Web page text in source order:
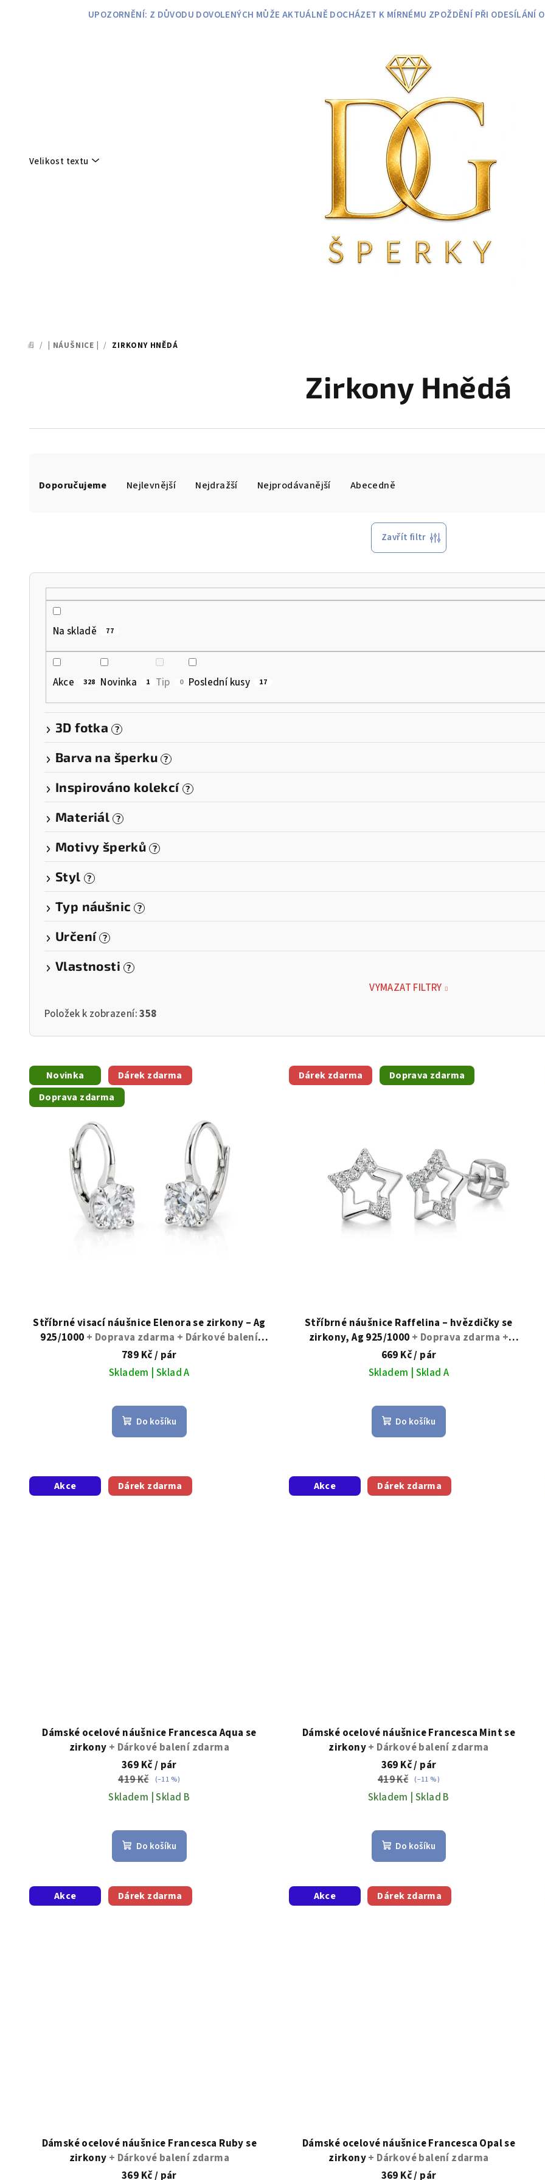
UPOZORNĚNÍ: Z DŮVODU DOVOLENÝCH MŮŽE AKTUÁLNĚ DOCHÁZET K MÍRNÉMU ZPOŽDĚNÍ PŘI ODESÍLÁNÍ
Velikost textu
DOMŮ
/ | NÁUŠNICE | / ZIRKONY HNĚDÁ
Zirkony Hnědá
aDoporučujeme Nejlevnější Nejdražší Nejprodávanější Abecedně
Zavřít filtr
Na skladě 77
Akce 328 Novinka 1 Tip 0 Poslední kusy 17
3D fotka ?
Barva na šperku ?
Inspirováno kolekcí ?
Materiál ?
Motivy šperků ?
Styl ?
Typ náušnic ?
Určení ?
Vlastnosti ?
VYMAZAT FILTRY
Položek k zobrazení:358
V
ý
p
t
ů
Novinka
Dárek zdarma
Doprava zdarma
Stříbrné visací náušnice Elenora se zirkony – Ag
925/1000 + Doprava zdarma + Dárkové balení
zdarma
789 Kč/ pár
Skladem | Sklad A
Do košíku
Dárek zdarma Doprava zdarma
Stříbrné náušnice Raffelina – hvězdičky se
zirkony, Ag 925/1000 + Doprava zdarma +
Dárkové balení zdarma
669 Kč/ pár
Skladem | Sklad A
Do košíku
Akce Dárek zdarma
Dámské ocelové náušnice Francesca Aqua se
zirkony + Dárkové balení zdarma
369 Kč/ pár
419 Kč
(–11 %)
Skladem | Sklad B
Do košíku
Akce Dárek zdarma
Dámské ocelové náušnice Francesca Mint se
zirkony+ Dárkové balení zdarma
369 Kč/ pár
419 Kč (–11 %)
Skladem | Sklad B
Do košíku
Akce Dárek zdarma
Dámské ocelové náušnice Francesca Ruby se
zirkony + Dárkové balení zdarma
369 Kč/ pár
Akce Dárek zdarma
Dámské ocelové náušnice Francesca Opal se
zirkony+ Dárkové balení zdarma
369 Kč/ pár